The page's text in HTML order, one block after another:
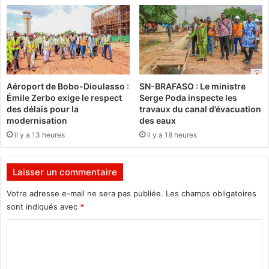
d
e
F
r
a
n
c
e
s
u
a
i
t
e
Aéroport de Bobo-Dioulasso :
Émile Zerbo exige le respect
des délais pour la
modernisation
il y a 13 heures
SN-BRAFASO : Le ministre
Serge Poda inspecte les
travaux du canal d’évacuation
des eaux
il y a 18 heures
Laisser un commentaire
Votre adresse e-mail ne sera pas publiée. Les champs obligatoires
sont indiqués avec *